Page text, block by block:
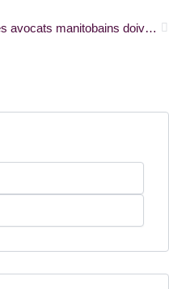
Les avocats manitobains doivent aborder la cohérence des versions bilingues des lois |RADIO-CANADA|